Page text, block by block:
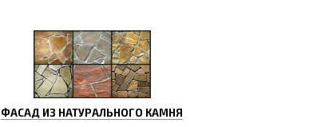
ФАСАД ИЗ НАТУРАЛЬНОГО КАМНЯ